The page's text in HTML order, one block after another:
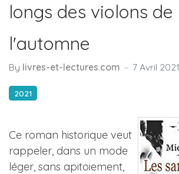
longs des violons de
l'automne
By livres-et-lectures.com 7 Avril 2021
2021
Ce roman historique veut
rappeler, dans un mode
léger, sans apitoiement,